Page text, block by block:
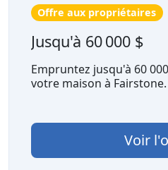
Offre aux propriétaires
Jusqu'à 60 000 $
Empruntez jusqu'à 60
votre maison à Fairstone.
Voir